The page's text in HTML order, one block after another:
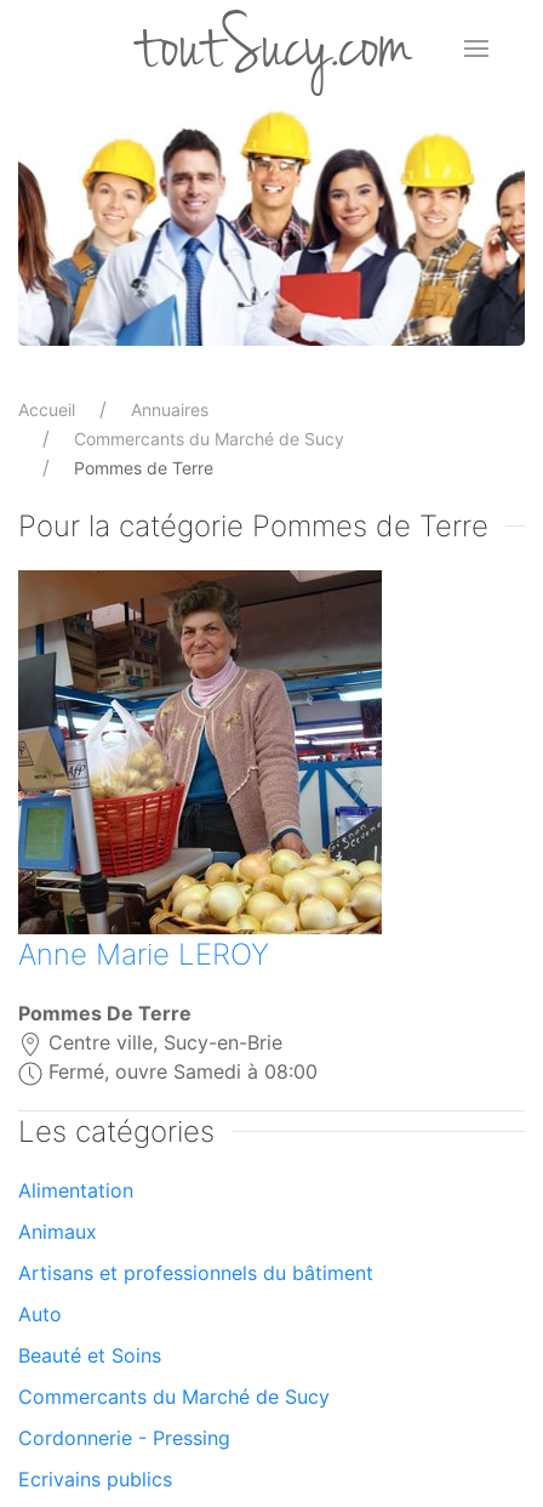
toutSucy.com
Accueil
Annuaires
Commercants du Marché de Sucy
Pommes de Terre
Pour la catégorie Pommes de Terre
Anne Marie LEROY
Pommes De Terre
Centre ville, Sucy-en-Brie
Fermé, ouvre Samedi à 08:00
Les catégories
Alimentation
Animaux
Artisans et professionnels du bâtiment
Auto
Beauté et Soins
Commercants du Marché de Sucy
Cordonnerie - Pressing
Ecrivains publics